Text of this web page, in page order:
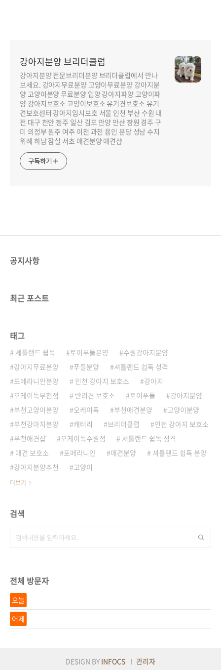
강아지분양 브리더클럽
강아지분양 전문브리더분양 브리더클럽에서 만나
보세요. 강아지무료분양 고양이무료분양 강아지분
양 고양이분양 무료분양 입양 강아지파양 고양이파
양 강아지보호소 고양이보호소 유기견보호소 유기
견보호센터 강아지임시보호 서울 인천 부산 수원 대
전 대구 천안 청주 일산 김포 안양 안산 창원 경주 구
미 의정부 원주 여주 이천 과천 용인 분당 성남 수지
위례 하남 잠실 서초 애견분양 애견샵
구독하기
공지사항
최근 포스트
태그
셰틀랜드 쉽독 토이푸들분양
수원강아지분양
강아지무료분양
푸들분양
셔틀랜드 쉽독 성격
포메라니안분양
인천 강아지 보호소
강아지
오케이독부천점
반려견 보호소 토이푸들
강아지분양
부천고양이분양
오케이독 부천애견분양
고양이분양
부천강아지분양
캐터리 브리더클럽
인천 강아지 보호소
부천애견샵
오케이독수원점
셔틀랜드 쉽독 성격
애견 보호소
포메라니안 애견분양
셔틀랜드 쉽독 분양
강아지분양추천
고양이
더보기
검색
전체 방문자
오늘
어제
DESIGN BY INFOCS
관리자